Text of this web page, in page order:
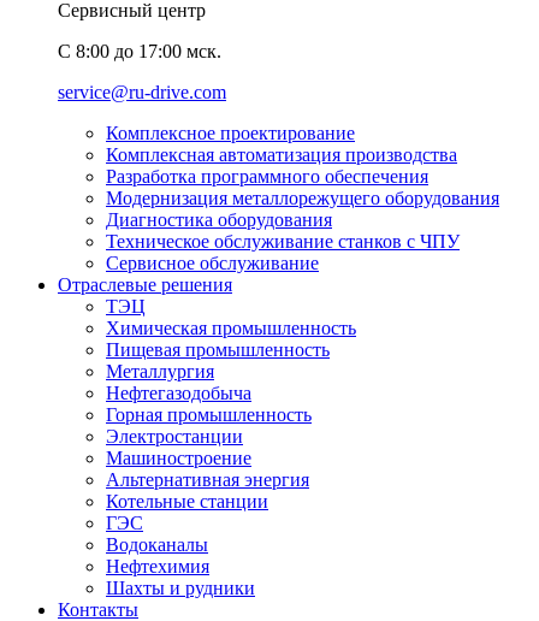
Сервисный центр
C 8:00 до 17:00 мск.
service@ru-drive.com
Комплексное проектирование
Комплексная автоматизация производства
Разработка программного обеспечения
Модернизация металлорежущего оборудования
Диагностика оборудования
Техническое обслуживание станков с ЧПУ
Сервисное обслуживание
Отраслевые решения
ТЭЦ
Химическая промышленность
Пищевая промышленность
Металлургия
Нефтегазодобыча
Горная промышленность
Электростанции
Машиностроение
Альтернативная энергия
Котельные станции
ГЭС
Водоканалы
Нефтехимия
Шахты и рудники
Контакты